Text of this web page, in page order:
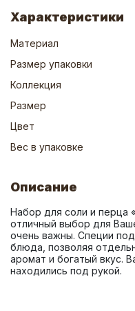
Характеристики
Материал
Размер упаковки
Коллекция
Размер
Цвет
Вес в упаковке
Описание
Набор для соли и перца
отличный выбор для
очень важны. Специи
блюда, позволяя
аромат и богатый вкус.